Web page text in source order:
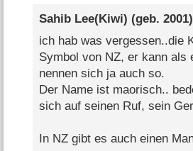
Sahib Lee(Kiwi) (geb.
ich hab was vergessen..die
Symbol von NZ, er kann als
nennen sich ja auch so.
Der Name ist maorisch..
sich auf seinen Ruf, sein
In NZ gibt es auch einen